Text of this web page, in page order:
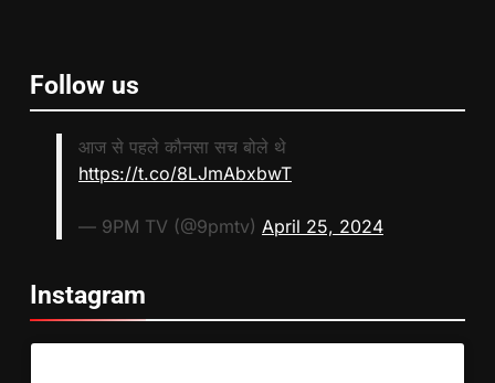
Follow us
आज से पहले कौनसा सच बोले थे
https://t.co/8LJmAbxbwT
— 9PM TV (@9pmtv) April 25, 2024
Instagram